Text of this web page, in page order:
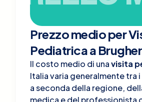
Prezzo medio per
Pediatrica a
Il costo medio di unavisita
Italia varia generalmente tra i
a seconda della regione,
medica e del professionista